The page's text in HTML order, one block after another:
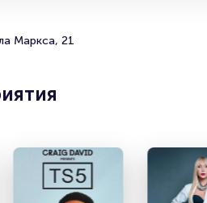
Маркса, 21